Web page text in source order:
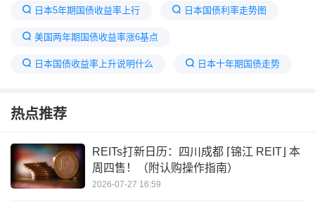
日本5年期国债收益率上行 日本国债利率走势图
美国两年期国债收益率涨6基点
日本国债收益率上升说明什么 日本十年期国债走势
收益率2.45%是什么意思
日本30年期国债收益率上升 英国国债收益率
十年期国债收益率实时查询 中国持有日本国债多少
热点推荐
REITs打新日历：四川成都 ⌈锦江 REIT⌋ 本
周四售！（附认购操作指南）
2026-07-27 16:59